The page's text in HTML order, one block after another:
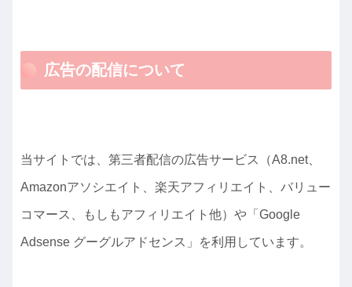
広告の配信について
当サイトでは、第三者配信の広告サービス（A8.net、
Amazonアソシエイト、楽天アフィリエイト、バリュー
コマース、もしもアフィリエイト他）や「Google
Adsense グーグルアドセンス」を利用しています。